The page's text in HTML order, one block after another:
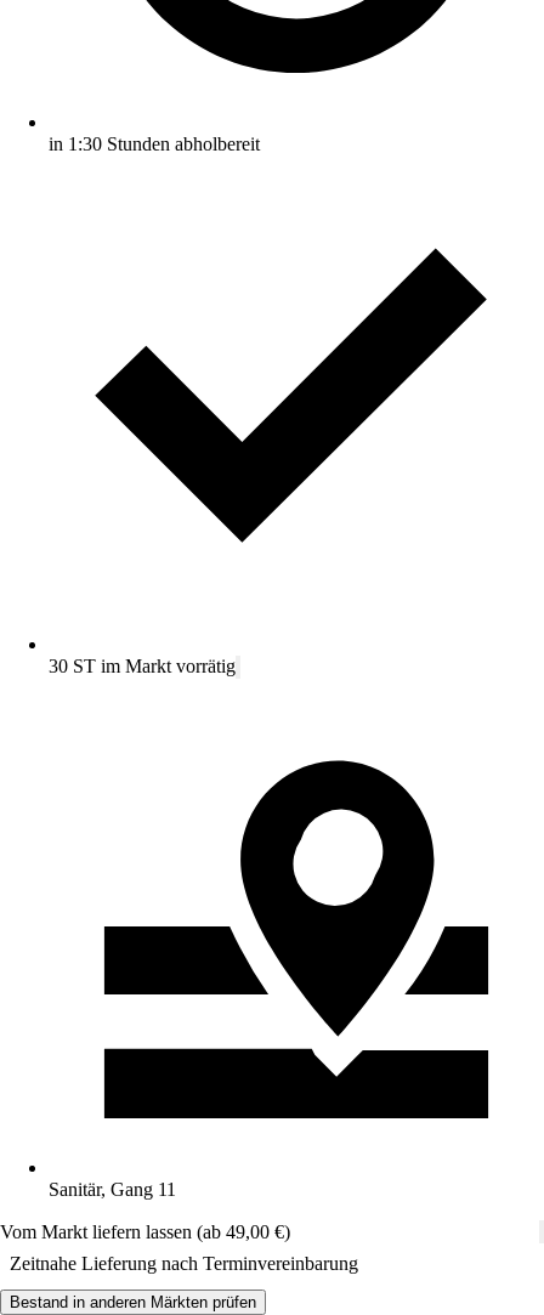
in 1:30 Stunden abholbereit
30 ST im Markt vorrätig
Sanitär, Gang 11
Vom Markt liefern lassen (ab 49,00 €)
Zeitnahe Lieferung nach Terminvereinbarung
Bestand in anderen Märkten prüfen